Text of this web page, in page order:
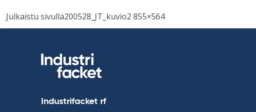
storlek
Inläggsnavigering
Julkaistu sivulla200528_JT_kuvio2 855×564
Industrifacket rf